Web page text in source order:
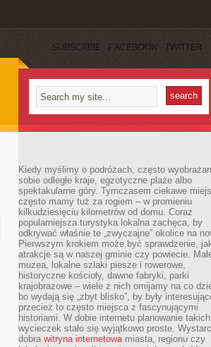
SUBSCRIBE FACEBOOK TWITTER
Kiedy myślimy o podróżach, często
sobie odległe kraje, egzotyczne plaże albo
spektakularne góry. Tymczasem ciekawe
często mamy tuż za rogiem – w promieniu
kilkudziesięciu kilometrów od domu. Coraz
popularniejsza turystyka lokalna zachęca, by
odkrywać właśnie te „zwyczajne” okolice na
Pierwszym krokiem może być sprawdzenie,
atrakcje są w naszej gminie czy powiecie.
muzea, lokalne szlaki piesze i rowerowe,
historyczne kościoły, dawne fabryki, parki
krajobrazowe – wiele z nich omijamy na co
bo wydają się „zbyt blisko”, by były
przecież to często miejsca z fascynującymi
historiami. W dobie internetu planowanie takich
wycieczek stało się wyjątkowo proste.
dobra witryna internetowamiasta, regionu czy